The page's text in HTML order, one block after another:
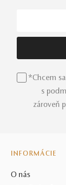
*Chcem
s
zároveň
INFORMÁCIE
O nás